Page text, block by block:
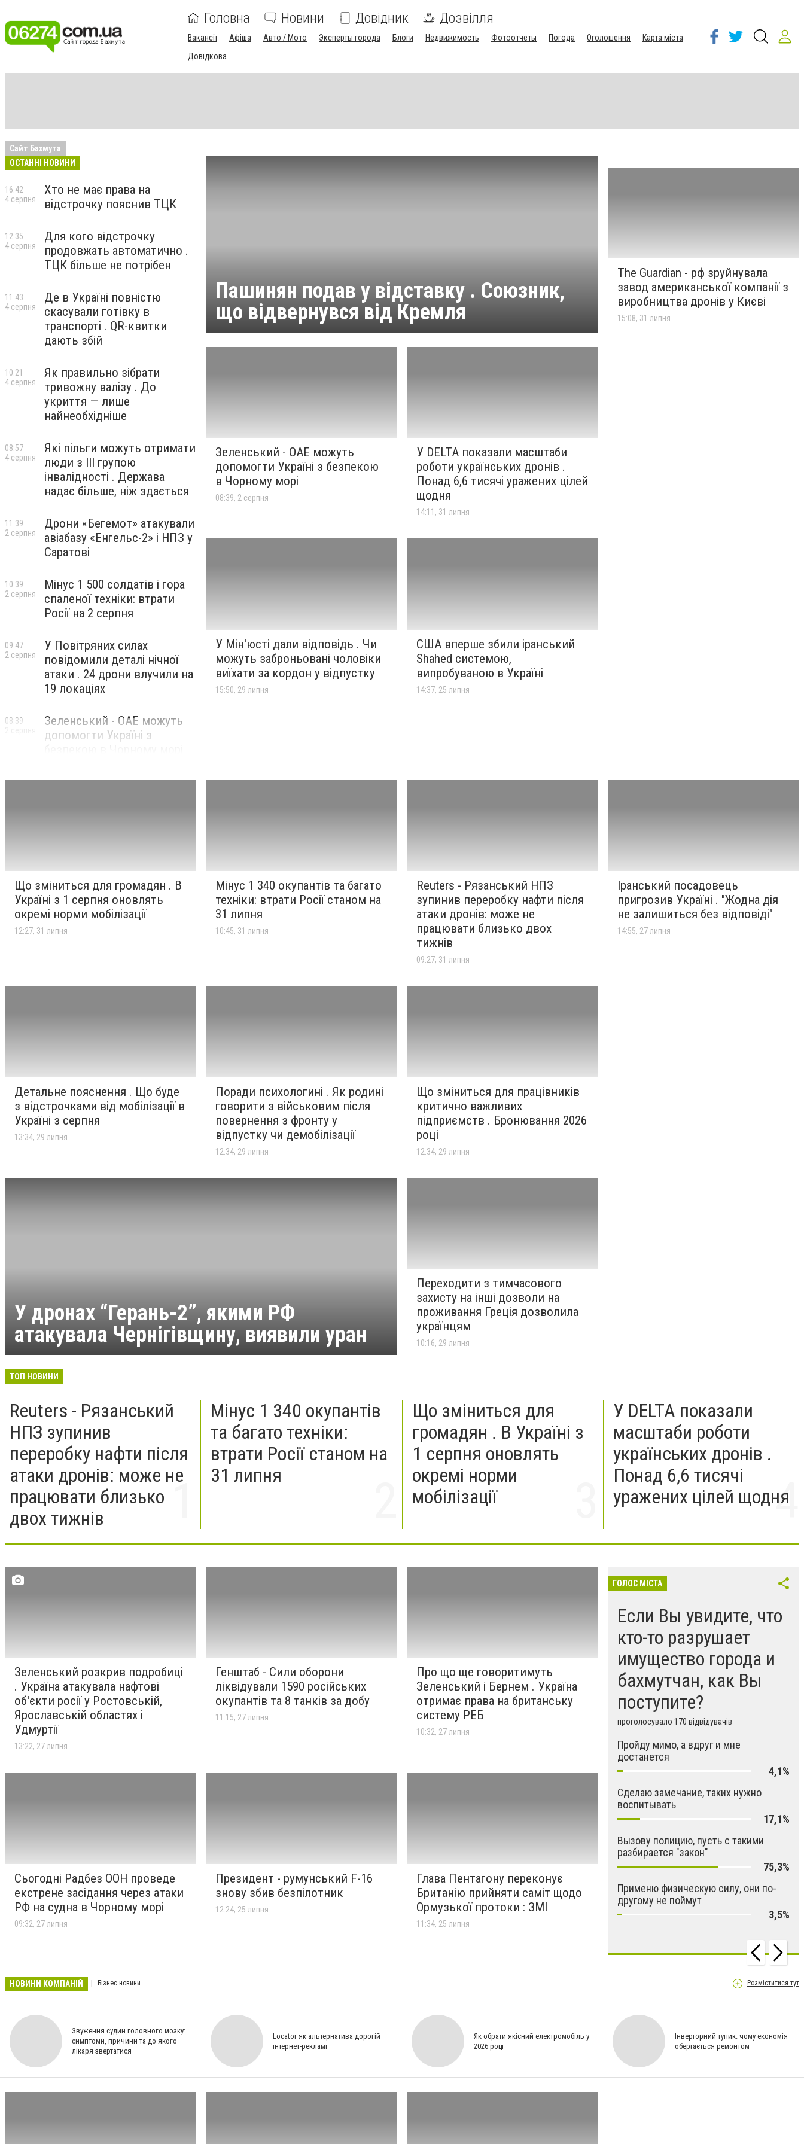
Головна Новини Довідник Дозвілля
Вакансії Афіша Авто / Мото Эксперты города Блоги Недвижимость Фотоотчеты Погода Оголошення
Карта міста
Довідкова
Сайт Бахмута
ОСТАННІ НОВИНИ
Хто не має права на
відстрочку пояснив ТЦК
16:42
4 серпня
Для кого відстрочку
продовжать автоматично .
ТЦК більше не потрібен
12:35
4 серпня
Де в Україні повністю
скасували готівку в
транспорті . QR-квитки
дають збій
11:43
4 серпня
Як правильно зібрати
тривожну валізу . До
укриття — лише
найнеобхідніше
10:21
4 серпня
Які пільги можуть отримати
люди з III групою
інвалідності . Держава
надає більше, ніж здається
08:57
4 серпня
Дрони «Бегемот» атакували
авіабазу «Енгельс-2» і НПЗ у
Саратові
11:39
2 серпня
Мінус 1 500 солдатів і гора
спаленої техніки: втрати
Росії на 2 серпня
10:39
2 серпня
У Повітряних силах
повідомили деталі нічної
атаки . 24 дрони влучили на
19 локаціях
09:47
2 серпня
Зеленський - ОАЕ можуть
допомогти Україні з
08:39
The Guardian - рф зруйнувала
15:08
. В Україні з 1 серпня
оновлять окремі норми
мобілізації
Мінус 1 340 окупантів та
10:45
Пашинян подав у відставку . Союзник,
що відвернувся від Кремля
Зеленський - ОАЕ можуть
допомогти Україні з безпекою
в Чорному морі
08:39, 2 серпня
У DELTA показали масштаби
роботи українських дронів .
Понад 6,6 тисячі уражених цілей
щодня
14:11, 31 липня
У Мін'юсті дали відповідь . Чи
можуть заброньовані чоловіки
виїхати за кордон у відпустку
15:50, 29 липня
США вперше збили іранський
Shahed системою,
випробуваною в Україні
14:37, 25 липня
The Guardian - рф зруйнувала
завод американської компанії з
виробництва дронів у Києві
15:08, 31 липня
Що зміниться для громадян . В
Україні з 1 серпня оновлять
окремі норми мобілізації
12:27, 31 липня
Мінус 1 340 окупантів та багато
техніки: втрати Росії станом на
31 липня
10:45, 31 липня
Reuters - Рязанський НПЗ
зупинив переробку нафти після
атаки дронів: може не
працювати близько двох
тижнів
09:27, 31 липня
Детальне пояснення . Що буде
з відстрочками від мобілізації в
Україні з серпня
13:34, 29 липня
Поради психологині . Як родині
говорити з військовим після
повернення з фронту у
відпустку чи демобілізації
12:34, 29 липня
Що зміниться для працівників
критично важливих
підприємств . Бронювання 2026
році
12:34, 29 липня
У дронах “Герань-2”, якими РФ
атакувала Чернігівщину, виявили уран
Переходити з тимчасового
захисту на інші дозволи на
проживання Греція дозволила
українцям
10:16, 29 липня
Іранський посадовець
пригрозив Україні . "Жодна дія
не залишиться без відповіді"
14:55, 27 липня
ТОП НОВИНИ
Reuters - Рязанський
НПЗ зупинив
переробку нафти після
атаки дронів: може не
працювати близько
двох тижнів
Мінус 1 340 окупантів
та багато техніки:
втрати Росії станом на
31 липня
Що зміниться для
громадян . В Україні з
1 серпня оновлять
окремі норми
мобілізації
У DELTA показали
масштаби роботи
українських дронів .
Понад 6,6 тисячі
уражених цілей щодня
Зеленський розкрив подробиці
. Україна атакувала нафтові
об'єкти росії у Ростовській,
Ярославській областях і
Удмуртії
13:22, 27 липня
Генштаб - Сили оборони
ліквідували 1590 російських
окупантів та 8 танків за добу
11:15, 27 липня
Про що ще говоритимуть
Зеленський і Бернем . Україна
отримає права на британську
систему РЕБ
10:32, 27 липня
Сьогодні Радбез ООН проведе
екстрене засідання через атаки
РФ на судна в Чорному морі
09:32, 27 липня
Президент - румунський F-16
знову збив безпілотник
12:24, 25 липня
Глава Пентагону переконує
Британію прийняти саміт щодо
Ормузької протоки : ЗМІ
11:34, 25 липня
ГОЛОС МІСТА
Если Вы увидите, что
кто-то разрушает
имущество города и
бахмутчан, как Вы
поступите?
проголосувало 170 відвідувачів
Пройду мимо, а вдруг и мне
достанется
4,1%
Сделаю замечание, таких нужно
воспитывать
17,1%
Вызову полицию, пусть с такими
разбирается "закон"
75,3%
Применю физическую силу, они по-
другому не поймут
3,5%
НОВИНИ КОМПАНІЙ Бізнес новини Розміститися тут
Звуження судин головного мозку:
симптоми, причини та до якого
лікаря звертатися
Locator як альтернатива дорогій
інтернет-рекламі
Як обрати якісний електромобіль у
2026 році
Інверторний тупик: чому економія
обертається ремонтом